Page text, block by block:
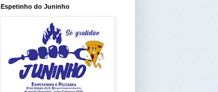
Espetinho do Juninho